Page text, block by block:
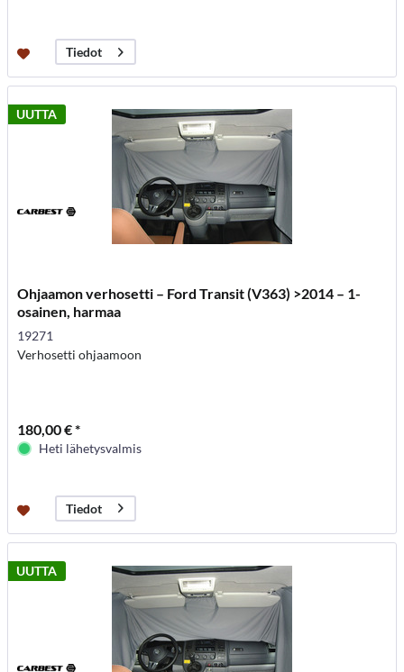
Tiedot
UUTTA
Ohjaamon verhosetti – Ford Transit (V363) >2014 – 1-
osainen, harmaa
19271
Verhosetti ohjaamoon
180,00 € *
Heti lähetysvalmis
Tiedot
UUTTA